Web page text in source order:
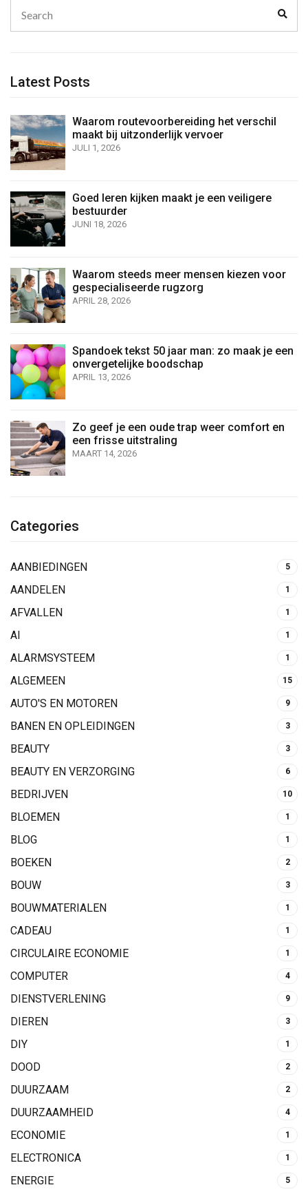
for:
Latest Posts
Waarom routevoorbereiding het verschil
maakt bij uitzonderlijk vervoer
JULI 1, 2026
Goed leren kijken maakt je een veiligere
bestuurder
JUNI 18, 2026
Waarom steeds meer mensen kiezen voor
gespecialiseerde rugzorg
APRIL 28, 2026
Spandoek tekst 50 jaar man: zo maak je een
onvergetelijke boodschap
APRIL 13, 2026
Zo geef je een oude trap weer comfort en
een frisse uitstraling
MAART 14, 2026
Categories
AANBIEDINGEN 5
AANDELEN 1
AFVALLEN 1
AI 1
ALARMSYSTEEM 1
ALGEMEEN 15
AUTO'S EN MOTOREN 9
BANEN EN OPLEIDINGEN 3
BEAUTY 3
BEAUTY EN VERZORGING 6
BEDRIJVEN 10
BLOEMEN 1
BLOG 1
BOEKEN 2
BOUW 3
BOUWMATERIALEN 1
CADEAU 1
CIRCULAIRE ECONOMIE 1
COMPUTER 4
DIENSTVERLENING 9
DIEREN 3
DIY 1
DOOD 2
DUURZAAM 2
DUURZAAMHEID 4
ECONOMIE 1
ELECTRONICA 1
ENERGIE 5